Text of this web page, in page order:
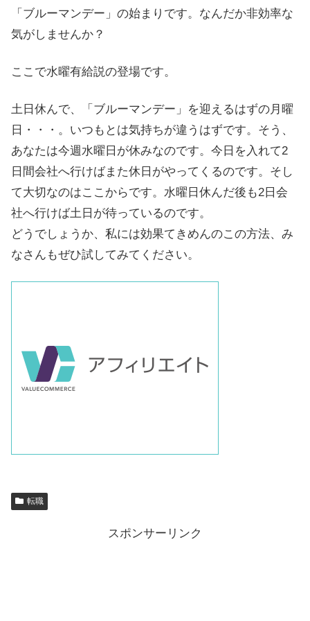
「ブルーマンデー」の始まりです。なんだか非効率な
気がしませんか？
ここで水曜有給説の登場です。
土日休んで、「ブルーマンデー」を迎えるはずの月曜
日・・・。いつもとは気持ちが違うはずです。そう、
あなたは今週水曜日が休みなのです。今日を入れて2
日間会社へ行けばまた休日がやってくるのです。そし
て大切なのはここからです。水曜日休んだ後も2日会
社へ行けば土日が待っているのです。
どうでしょうか、私には効果てきめんのこの方法、み
なさんもぜひ試してみてください。
転職
スポンサーリンク